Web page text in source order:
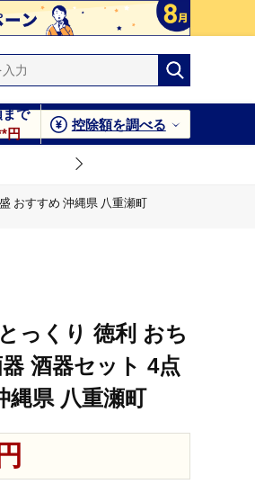
まで
円
控除額を調べる
おすすめ 沖縄県 八重瀬町
っくり 徳利 おち
酒器セット 4点
縄県 八重瀬町